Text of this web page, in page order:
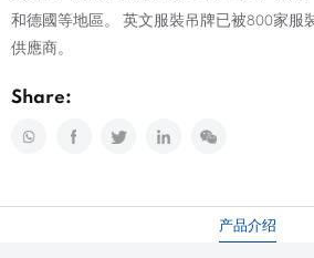
和德國等地區。 英文服裝吊牌已被800家服
供應商。
Share:
产品介绍